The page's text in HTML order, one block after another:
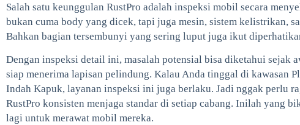
Salah satu keunggulan RustPro adalah inspeksi mobil secara
bukan cuma body yang dicek, tapi juga mesin, sistem kelistrikan,
Bahkan bagian tersembunyi yang sering luput juga ikut
Dengan inspeksi detail ini, masalah potensial bisa diketahui sejak
siap menerima lapisan pelindung. Kalau Anda tinggal di kawasan
Indah Kapuk, layanan inspeksi ini juga berlaku. Jadi nggak perlu
RustPro konsisten menjaga standar di setiap cabang. Inilah yang
lagi untuk merawat mobil mereka.